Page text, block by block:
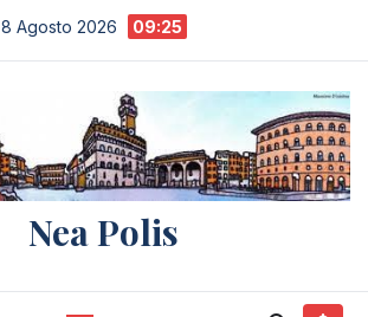
8 Agosto 2026 09:25
Nea Polis